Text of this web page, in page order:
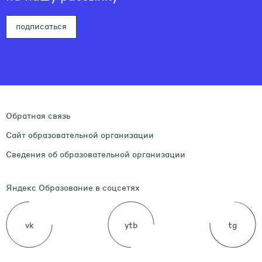
подписаться
Обратная связь
Сайт образовательной организации
Сведения об образовательной организации
Яндекс Образование в соцсетях
vk ytb tg